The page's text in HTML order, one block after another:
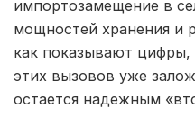
импортозамещение в
мощностей хранения и
как показывают цифры,
этих вызовов уже
остается надежным